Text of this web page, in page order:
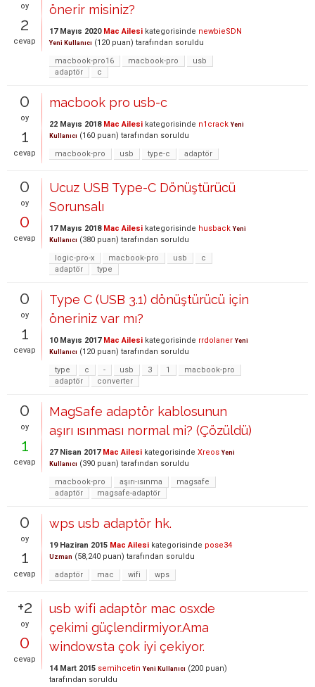
oy
2
cevap
önerir misiniz?
17 Mayıs 2020 Mac Ailesi kategorisinde newbieSDN
Yeni Kullanıcı (120 puan) tarafından soruldu
macbook-pro16
macbook-pro
usb
adaptör
c
0
oy
1
cevap
macbook pro usb-c
22 Mayıs 2018 Mac Ailesi kategorisinde n1crack Yeni
Kullanıcı (160 puan) tarafından soruldu
macbook-pro
usb type-c adaptör
0
oy
0
cevap
Ucuz USB Type-C Dönüştürücü
Sorunsalı
17 Mayıs 2018 Mac Ailesi kategorisinde husback Yeni
Kullanıcı (380 puan) tarafından soruldu
logic-pro-x
macbook-pro usb
c
adaptör
type
0
oy
1
cevap
Type C (USB 3.1) dönüştürücü için
öneriniz var mı?
10 Mayıs 2017 Mac Ailesi kategorisinde rrdolaner Yeni
Kullanıcı (120 puan) tarafından soruldu
type
c - usb 3 1
macbook-pro
adaptör
converter
0
oy
1
cevap
MagSafe adaptör kablosunun
aşırı ısınması normal mi? (Çözüldü)
27 Nisan 2017 Mac Ailesi kategorisinde Xreos Yeni
Kullanıcı (390 puan) tarafından soruldu
macbook-pro
aşırı-ısınma
magsafe
adaptör
magsafe-adaptör
0
oy
1
cevap
wps usb adaptör hk.
19 Haziran 2015 Mac Ailesi kategorisinde pose34
Uzman (58,240 puan) tarafından soruldu
adaptör
mac wifi wps
+2
oy
0
cevap
usb wifi adaptör mac osxde
çekimi güçlendirmiyor.Ama
windowsta çok iyi çekiyor.
14 Mart 2015 semihcetin Yeni Kullanıcı (200 puan)
tarafından soruldu